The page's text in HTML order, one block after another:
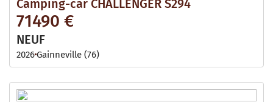
Camping-car CHALLENGER S294
71490 €
NEUF
2026Gainneville (76)